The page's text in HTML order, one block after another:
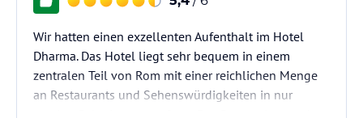
Wir hatten einen exzellenten Aufenthalt im Hotel
Dharma. Das Hotel liegt sehr bequem in einem
zentralen Teil von Rom mit einer reichlichen Menge
an Restaurants und Sehenswürdigkeiten in nur